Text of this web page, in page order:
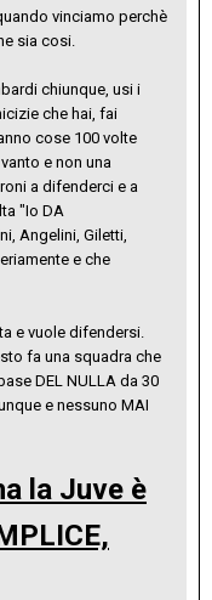
vinciamo perchè
sia cosi.
chiunque, usi i
che hai, fai
cose 100 volte
e non una
a difenderci e a
"Io DA
Angelini, Giletti,
e che
e vuole difendersi.
fa una squadra che
DEL NULLA da 30
e nessuno MAI
la Juve è